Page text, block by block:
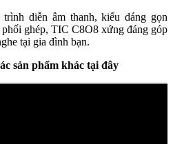
diễn âm thanh, kiểu dáng gọn
ghép, TIC C8O8 xứng đáng góp
tại gia đình bạn.
sản phẩm khác tại đây